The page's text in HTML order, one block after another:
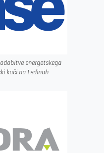
energetskega
koči na Ledinah